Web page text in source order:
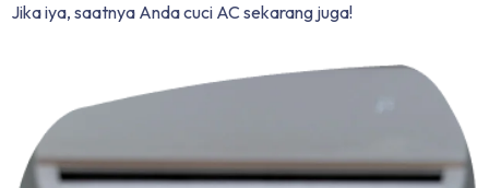
Jika iya, saatnya Anda cuci AC sekarang juga!